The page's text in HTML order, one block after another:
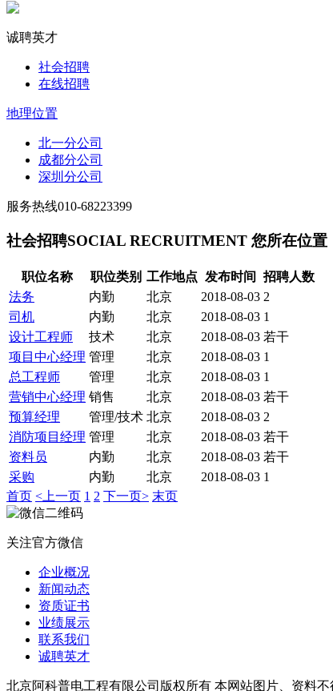
诚聘英才
社会招聘
在线招聘
地理位置
北一分公司
成都分公司
深圳分公司
服务热线010-68223399
社会招聘SOCIAL RECRUITMENT 您所在位置
职位名称 职位类别 工作地点 发布时间
招聘人数
法务
内勤 北京 2018-08-03 2
司机
内勤 北京 2018-08-03 1
设计工程师
技术 北京 2018-08-03 若干
项目中心经理 管理 北京 2018-08-03 1
总工程师
管理 北京 2018-08-03 1
营销中心经理 销售 北京 2018-08-03 若干
预算经理
管理/技术 北京 2018-08-03 2
消防项目经理 管理 北京 2018-08-03 若干
资料员
内勤 北京 2018-08-03 若干
采购
内勤 北京 2018-08-03 1
首页 <上一页 1 2 下一页> 末页
关注官方微信
企业概况
新闻动态
资质证书
业绩展示
联系我们
诚聘英才
北京阿科普电工程有限公司版权所有 本网站图片、资料